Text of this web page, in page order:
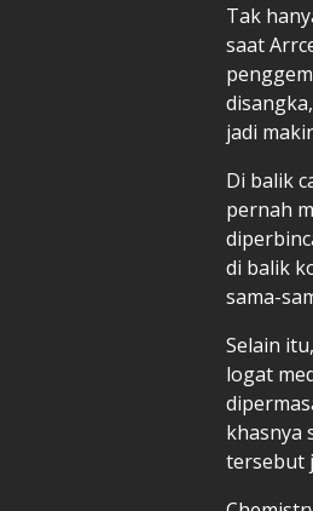
Tak
saat
jadi
Di balik
pernah
di balik
sama-
Selain
logat
khasnya
tersebut